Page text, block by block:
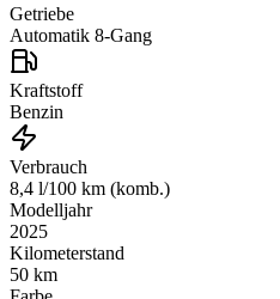
Getriebe
Automatik 8-Gang
Kraftstoff
Benzin
Verbrauch
8,4 l/100 km (komb.)
Modelljahr
2025
Kilometerstand
50 km